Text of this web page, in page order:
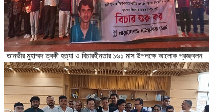
তানভীর মুহাম্মদ ত্বকী হত্যা ও বিচারহীনতার ১৬১ মাস উপলক্ষে আলোক প্রজ্জ্বলন